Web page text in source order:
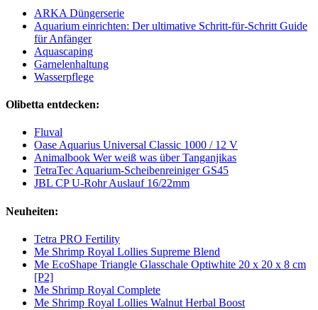
ARKA Düngerserie
Aquarium einrichten: Der ultimative Schritt-für-Schritt Guide
für Anfänger
Aquascaping
Garnelenhaltung
Wasserpflege
Olibetta entdecken:
Fluval
Oase Aquarius Universal Classic 1000 / 12 V
Animalbook Wer weiß was über Tanganjikas
TetraTec Aquarium-Scheibenreiniger GS45
JBL CP U-Rohr Auslauf 16/22mm
Neuheiten:
Tetra PRO Fertility
Me Shrimp Royal Lollies Supreme Blend
Me EcoShape Triangle Glasschale Optiwhite 20 x 20 x 8 cm
[P2]
Me Shrimp Royal Complete
Me Shrimp Royal Lollies Walnut Herbal Boost